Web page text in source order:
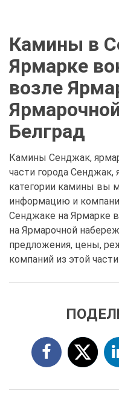
Камины в
Ярмарке
возле
Белград
Камины Сенджак,
части города
категории камины вы
информацию и
Сенджаке на Ярмарке
на Ярмарочной
предложения, цены,
компаний из этой части